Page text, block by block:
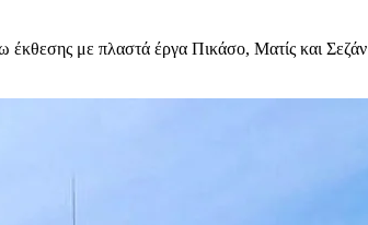
έκθεσης με πλαστά έργα Πικάσο, Ματίς και Σεζάν